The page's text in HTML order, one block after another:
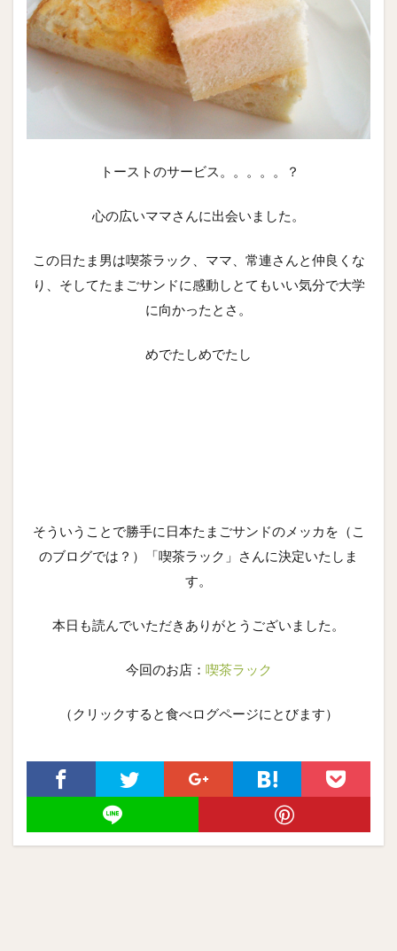
トーストのサービス。。。。。？
心の広いママさんに出会いました。
この日たま男は喫茶ラック、ママ、常連さんと仲良くな
り、そしてたまごサンドに感動しとてもいい気分で大学
に向かったとさ。
めでたしめでたし
そういうことで勝手に日本たまごサンドのメッカを（こ
のブログでは？）「喫茶ラック」さんに決定いたしま
す。
本日も読んでいただきありがとうございました。
今回のお店： 喫茶ラック
（クリックすると食べログページにとびます）